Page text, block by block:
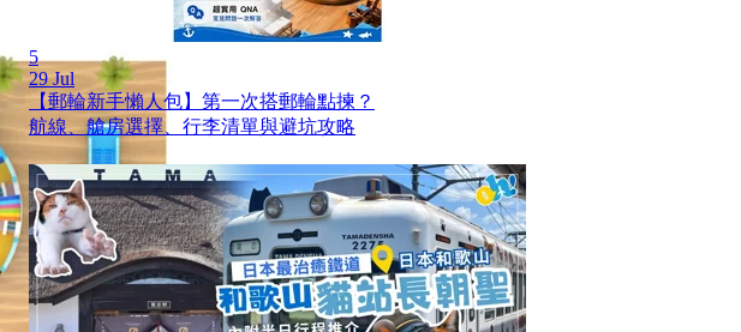
5
29 Jul
【郵輪新手懶人包】第一次搭郵輪點揀？
航線、艙房選擇、行李清單與避坑攻略